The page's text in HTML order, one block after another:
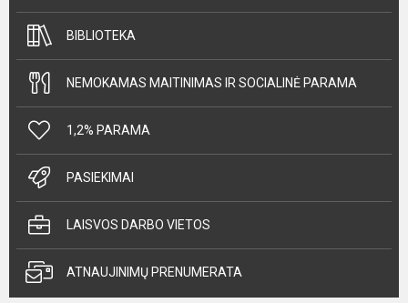
BIBLIOTEKA
NEMOKAMAS MAITINIMAS IR SOCIALINĖ PARAMA
1,2% PARAMA
PASIEKIMAI
LAISVOS DARBO VIETOS
ATNAUJINIMŲ PRENUMERATA